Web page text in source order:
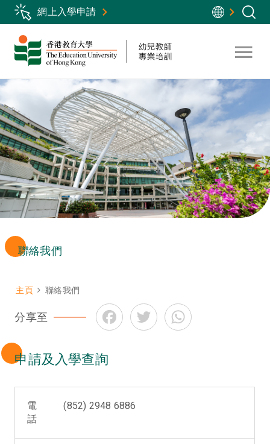
Skip
main
content
網上入學申請
聯絡我們
Breadcrumb
主頁 聯絡我們
分享至 FacebookTwitter
申請及入學查詢
電
話
(852) 2948 6886